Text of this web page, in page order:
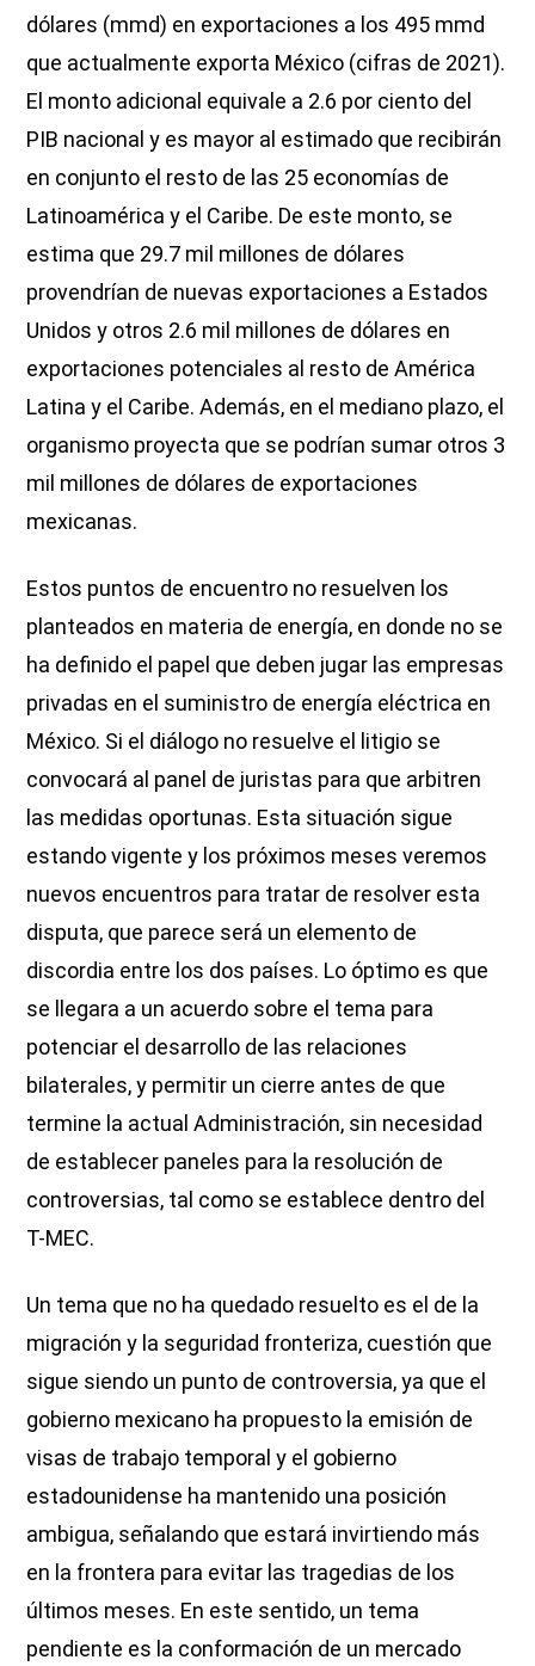
dólares (mmd) en exportaciones a los 495 mmd
que actualmente exporta México (cifras de 2021).
El monto adicional equivale a 2.6 por ciento del
PIB nacional y es mayor al estimado que recibirán
en conjunto el resto de las 25 economías de
Latinoamérica y el Caribe. De este monto, se
estima que 29.7 mil millones de dólares
provendrían de nuevas exportaciones a Estados
Unidos y otros 2.6 mil millones de dólares en
exportaciones potenciales al resto de América
Latina y el Caribe. Además, en el mediano plazo, el
organismo proyecta que se podrían sumar otros 3
mil millones de dólares de exportaciones
mexicanas.
Estos puntos de encuentro no resuelven los
planteados en materia de energía, en donde no se
ha definido el papel que deben jugar las empresas
privadas en el suministro de energía eléctrica en
México. Si el diálogo no resuelve el litigio se
convocará al panel de juristas para que arbitren
las medidas oportunas. Esta situación sigue
estando vigente y los próximos meses veremos
nuevos encuentros para tratar de resolver esta
disputa, que parece será un elemento de
discordia entre los dos países. Lo óptimo es que
se llegara a un acuerdo sobre el tema para
potenciar el desarrollo de las relaciones
bilaterales, y permitir un cierre antes de que
termine la actual Administración, sin necesidad
de establecer paneles para la resolución de
controversias, tal como se establece dentro del
T-MEC.
Un tema que no ha quedado resuelto es el de la
migración y la seguridad fronteriza, cuestión que
sigue siendo un punto de controversia, ya que el
gobierno mexicano ha propuesto la emisión de
visas de trabajo temporal y el gobierno
estadounidense ha mantenido una posición
ambigua, señalando que estará invirtiendo más
en la frontera para evitar las tragedias de los
últimos meses. En este sentido, un tema
pendiente es la conformación de un mercado